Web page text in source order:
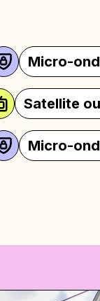
Four
Télévision
Four